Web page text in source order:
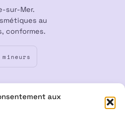
aux
sur-Mer.
au
conformes.
Cookies